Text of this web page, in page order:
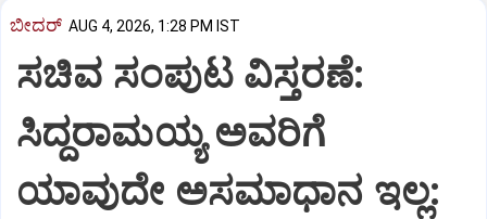
ಬೀದರ್ AUG 4, 2026, 1:28 PM IST
ಸಚಿವ ಸಂಪುಟ ವಿಸ್ತರಣೆ:
ಸಿದ್ದರಾಮಯ್ಯ ಅವರಿಗೆ
ಯಾವುದೇ ಅಸಮಾಧಾನ ಇಲ್ಲ: